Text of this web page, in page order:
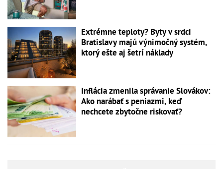
Extrémne teploty? Byty v srdci
Bratislavy majú výnimočný systém,
ktorý ešte aj šetrí náklady
Inflácia zmenila správanie Slovákov:
Ako narábať s peniazmi, keď
nechcete zbytočne riskovať?